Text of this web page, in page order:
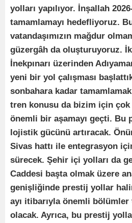
yolları yapılıyor. İnşallah
tamamlamayı hedefliyoruz.
vatandaşımızın mağdur
güzergâh da oluşturuyoruz.
İnekpınarı üzerinden
yeni bir yol çalışması
sonbahara kadar
tren konusu da bizim için çok
önemli bir aşamayı geçti. Bu
lojistik gücünü artıracak.
Sivas hattı ile entegrasyon
sürecek. Şehir içi yolları da
Caddesi başta olmak üzere
genişliğinde prestij yollar
ayı itibarıyla önemli bölümler
olacak. Ayrıca, bu prestij